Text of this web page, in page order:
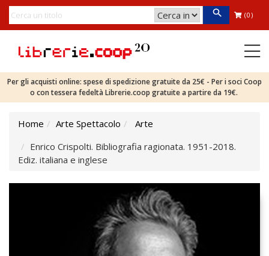
(0)
Per gli acquisti online: spese di spedizione gratuite da 25€ - Per i soci Coop
o con tessera fedeltà Librerie.coop gratuite a partire da 19€.
Home Arte Spettacolo
Arte
Enrico Crispolti. Bibliografia ragionata. 1951-2018.
Ediz. italiana e inglese